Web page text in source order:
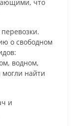
что
о свободном
водном,
могли найти
и